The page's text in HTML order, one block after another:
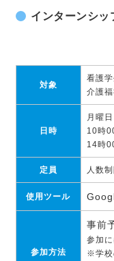
インターンシッ
対象
看護
介護
日時
月曜
10時
14時
定員 人数
使用ツール
参加方法
事前
参加
※学校